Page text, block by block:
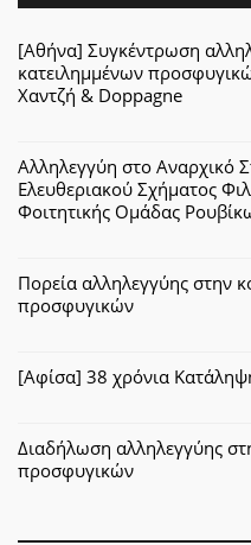
[Αθήνα] Συγκέντρωση
κατειλημμένων
Χαντζή & Doppagne
Αλληλεγγύη στο Αναρχικό
Ελευθεριακού Σχήματος
Φοιτητικής Ομάδας
Πορεία αλληλεγγύης στην
προσφυγικών
[Αφίσα] 38 χρόνια
Διαδήλωση αλληλεγγύης
προσφυγικών